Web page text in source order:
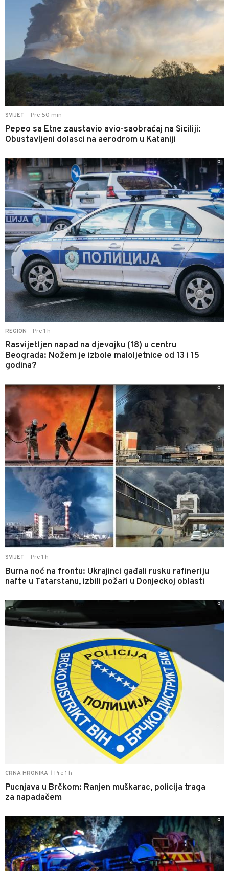
SVIJET Pre 50 min
Pepeo sa Etne zaustavio avio-saobraćaj na Siciliji:
Obustavljeni dolasci na aerodrom u Kataniji
REGION Pre 1 h
Rasvijetljen napad na djevojku (18) u centru
Beograda: Nožem je izbole maloljetnice od 13 i 15
godina?
0
SVIJET Pre 1 h
Burna noć na frontu: Ukrajinci gađali rusku rafineriju
nafte u Tatarstanu, izbili požari u Donjeckoj oblasti
0
CRNA HRONIKA Pre 1 h
Pucnjava u Brčkom: Ranjen muškarac, policija traga
za napadačem
0
0